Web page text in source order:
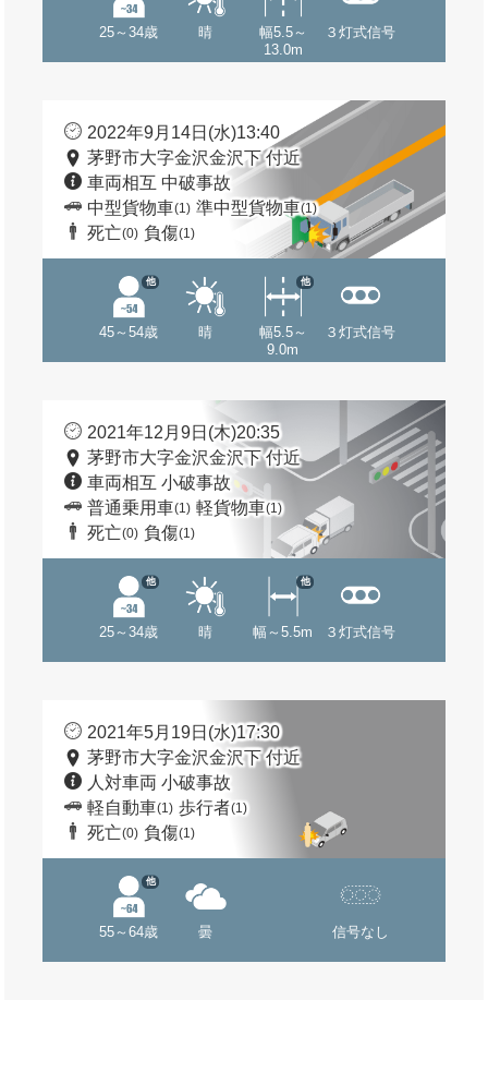
25～34歳 晴
幅5.5～
13.0m
３灯式信号
2022年9月14日(水)13:40
茅野市大字金沢金沢下 付近
車両相互 中破事故
中型貨物車(1) 準中型貨物車(1)
死亡(0) 負傷(1)
45～54歳
他
晴
幅5.5～
9.0m
他
３灯式信号
2021年12月9日(木)20:35
茅野市大字金沢金沢下 付近
車両相互 小破事故
普通乗用車(1) 軽貨物車(1)
死亡(0) 負傷(1)
25～34歳
他
晴 幅～5.5m
他
３灯式信号
2021年5月19日(水)17:30
茅野市大字金沢金沢下 付近
人対車両 小破事故
軽自動車(1) 歩行者(1)
死亡(0) 負傷(1)
55～64歳
他
曇 信号なし